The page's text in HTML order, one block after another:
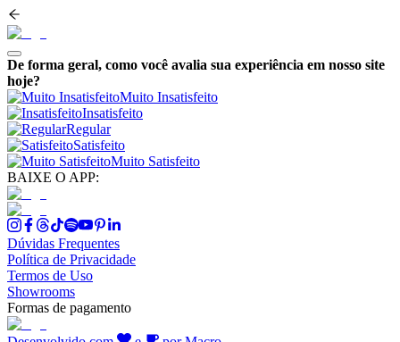
De forma geral, como você avalia sua experiência em nosso site
hoje?
Muito Insatisfeito
Insatisfeito
Regular
Satisfeito
Muito Satisfeito
BAIXE O APP:
Dúvidas Frequentes
Política de Privacidade
Termos de Uso
Showrooms
Formas de pagamento